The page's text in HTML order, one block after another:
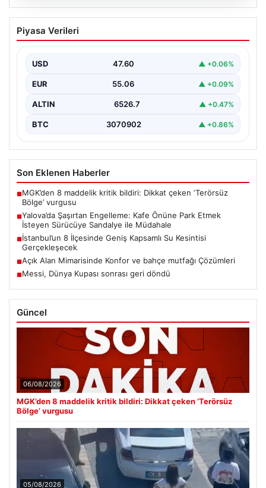
05.08.2026
Yalova’da Şaşırtan Engelleme: Kafe
Önüne Park Etmek İsteyen Sürücüye
Yalova'da yaşanan sıra dışı bir olay, gündeme damgasını
Piyasa Verileri
USD 47.60 ▲ +0.06%
EUR 55.06 ▲ +0.09%
ALTIN 6526.7 ▲ +0.47%
BTC 3070902 ▲ +0.86%
Son Eklenen Haberler
■MGK’den 8 maddelik kritik bildiri: Dikkat çeken ‘Terörsüz
Bölge’ vurgusu
■Yalova’da Şaşırtan Engelleme: Kafe Önüne Park Etmek
İsteyen Sürücüye Sandalye ile Müdahale
■İstanbul’un 8 İlçesinde Geniş Kapsamlı Su Kesintisi
Gerçekleşecek
■Açık Alan Mimarisinde Konfor ve bahçe mutfağı Çözümleri
■Messi, Dünya Kupası sonrası geri döndü
Güncel
06/08/2026
MGK’den 8 maddelik kritik bildiri: Dikkat çeken ‘Terörsüz
Bölge’ vurgusu
05/08/2026